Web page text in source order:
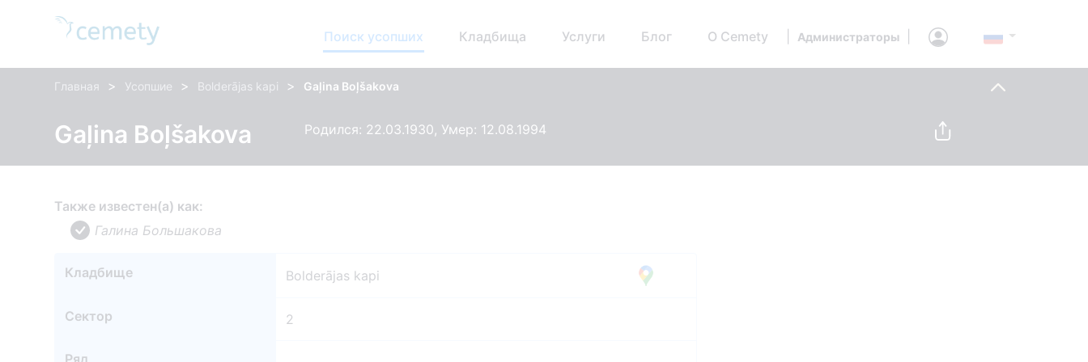
Поиск усопших Кладбища Услуги Блог О Cemety Администраторы
Главная > Усопшие > Bolderājas kapi > Gaļina Boļšakova
Gaļina Boļšakova Родился: 22.03.1930, Умер: 12.08.1994
Также известен(а) как:
Галина Большакова
Кладбище Bolderājas kapi
Сектор 2